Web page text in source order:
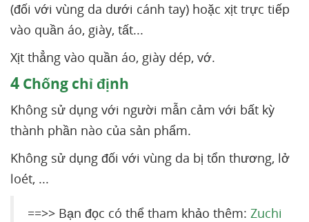
(đối với vùng da dưới cánh tay) hoặc xịt trực tiếp
vào quần áo, giày, tất...
Xịt thẳng vào quần áo, giày dép, vớ.
4 Chống chỉ định
Không sử dụng với người mẫn cảm với bất kỳ
thành phần nào của sản phẩm.
Không sử dụng đối với vùng da bị tổn thương, lở
loét, ...
==>> Bạn đọc có thể tham khảo thêm: Zuchi